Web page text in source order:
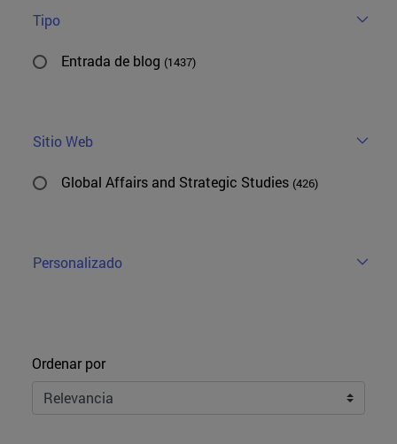
Tipo
Entrada de blog (1437)
Sitio Web
Global Affairs and Strategic Studies (426)
Personalizado
Ordenar
Ordenar por